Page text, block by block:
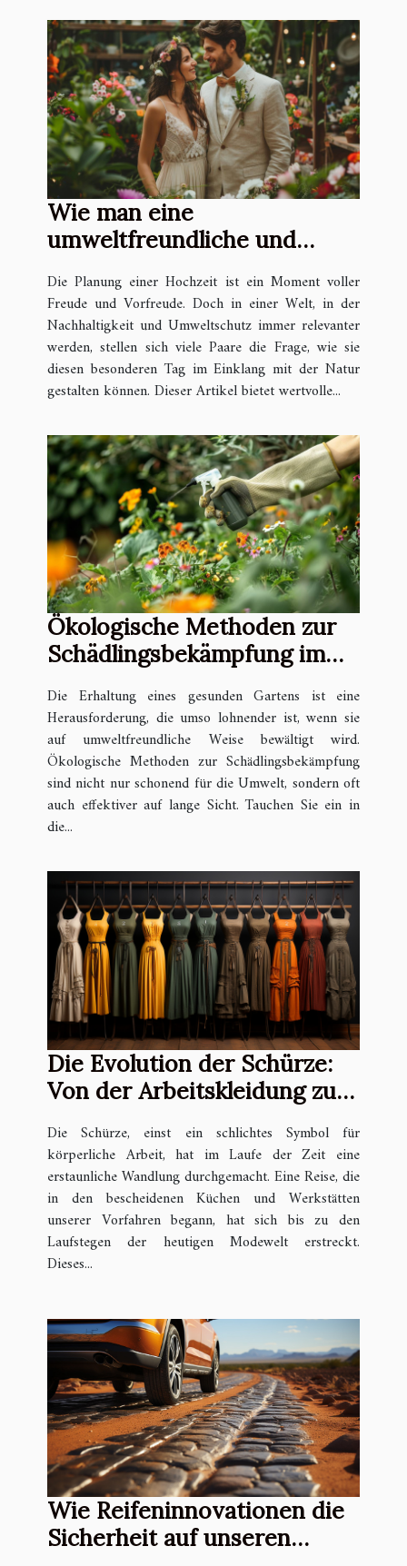
Wie man eine
umweltfreundliche und
Die Planung einer Hochzeit ist ein Moment voller
Freude und Vorfreude. Doch in einer Welt, in der
Nachhaltigkeit und Umweltschutz immer relevanter
werden, stellen sich viele Paare die Frage, wie sie
diesen besonderen Tag im Einklang mit der Natur
gestalten können. Dieser Artikel bietet wertvolle...
Ökologische Methoden zur
Schädlingsbekämpfung im
Die Erhaltung eines gesunden Gartens ist eine
Herausforderung, die umso lohnender ist, wenn sie
auf umweltfreundliche Weise bewältigt wird.
Ökologische Methoden zur Schädlingsbekämpfung
sind nicht nur schonend für die Umwelt, sondern oft
auch effektiver auf lange Sicht. Tauchen Sie ein in
die...
Die Evolution der Schürze:
Von der Arbeitskleidung zur
Die Schürze, einst ein schlichtes Symbol für
körperliche Arbeit, hat im Laufe der Zeit eine
erstaunliche Wandlung durchgemacht. Eine Reise, die
in den bescheidenen Küchen und Werkstätten
unserer Vorfahren begann, hat sich bis zu den
Laufstegen der heutigen Modewelt erstreckt.
Dieses...
Wie Reifeninnovationen die
Sicherheit auf unseren